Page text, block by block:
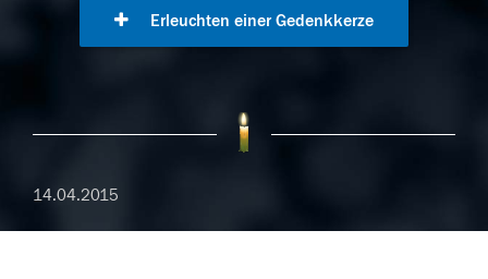
Erleuchten einer Gedenkkerze
14.04.2015